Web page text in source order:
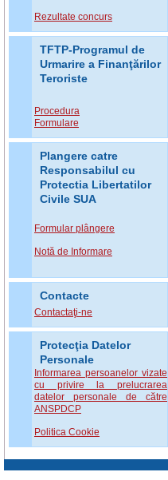
Rezultate concurs
TFTP-Programul de
Urmarire a Finanţărilor
Teroriste
Procedura
Formulare
Plangere catre
Responsabilul cu
Protectia Libertatilor
Civile SUA
Formular plângere
Notă de Informare
Contacte
Contactaţi-ne
Protecţia Datelor
Personale
Informarea persoanelor vizate
cu privire la prelucrarea
datelor personale de către
ANSPDCP
Politica Cookie